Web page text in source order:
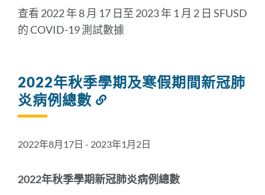
介
紹
結
到
此
部
查看 2022 年 8 月 17 日至 2023 年 1 月 2 日 SFUSD
的 COVID-19 測試數據
2022年秋季學期及寒假期間新冠肺
炎病例總數
此
2022年8月17日 - 2023年1月2日
2022年秋季學期新冠肺炎病例總數